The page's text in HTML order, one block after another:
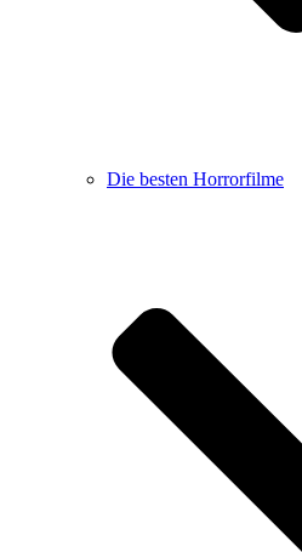
Die besten Horrorfilme